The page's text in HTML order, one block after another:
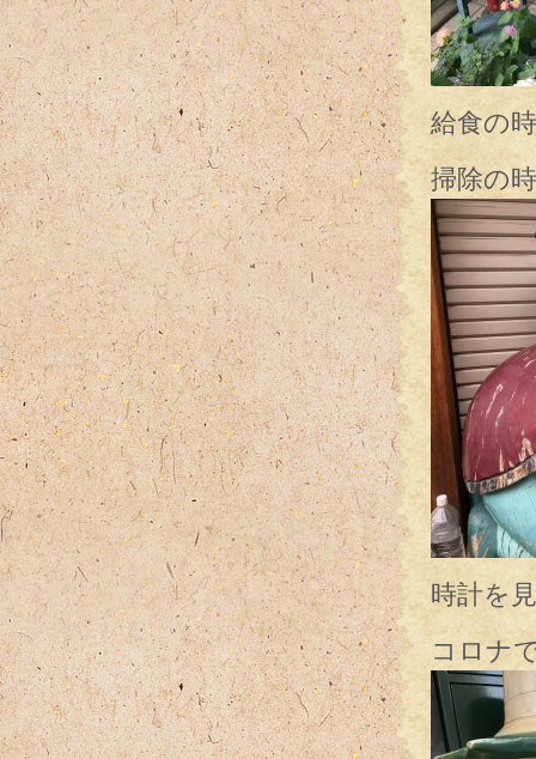
給食の
掃除の
時計を
コロナ